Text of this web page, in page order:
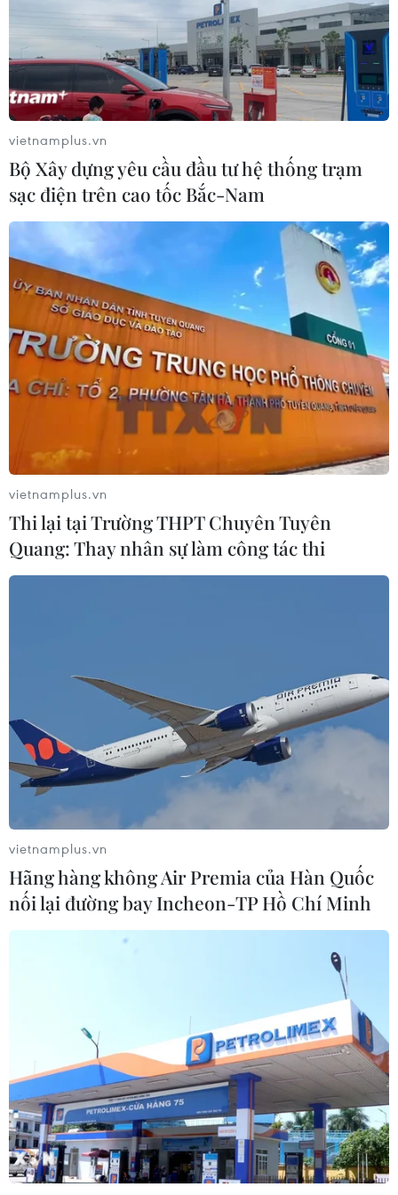
TIN CÙNG CHUYÊN MỤC
Cuộc tìm kiếm và vá lại những 'trái
tim lỗi '
07/08/2026 04:03
vietnamplus.vn
Bộ Xây dựng yêu cầu đầu tư hệ thống trạm
sạc điện trên cao tốc Bắc-Nam
vietnamplus.vn
Thi lại tại Trường THPT Chuyên Tuyên
Quang: Thay nhân sự làm công tác thi
vietnamplus.vn
Hãng hàng không Air Premia của Hàn Quốc
nối lại đường bay Incheon-TP Hồ Chí Minh